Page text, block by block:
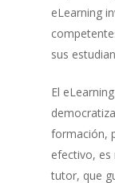
eLearning
sus
El
formación,
efectivo, es
tutor, que